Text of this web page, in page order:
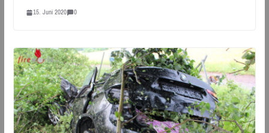
15. Juni 2020 0